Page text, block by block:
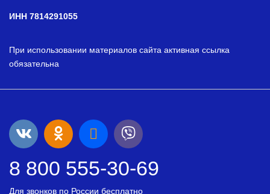
ИНН 7814291055
При использовании материалов сайта активная ссылка
обязательна
8 800 555-30-69
Для звонков по России бесплатно